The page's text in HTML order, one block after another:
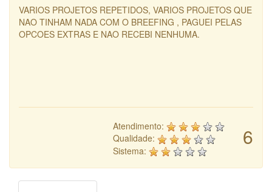
VARIOS PROJETOS REPETIDOS, VARIOS PROJETOS QUE
NAO TINHAM NADA COM O BREEFING , PAGUEI PELAS
OPCOES EXTRAS E NAO RECEBI NENHUMA.
6
Atendimento:
Qualidade:
Sistema: